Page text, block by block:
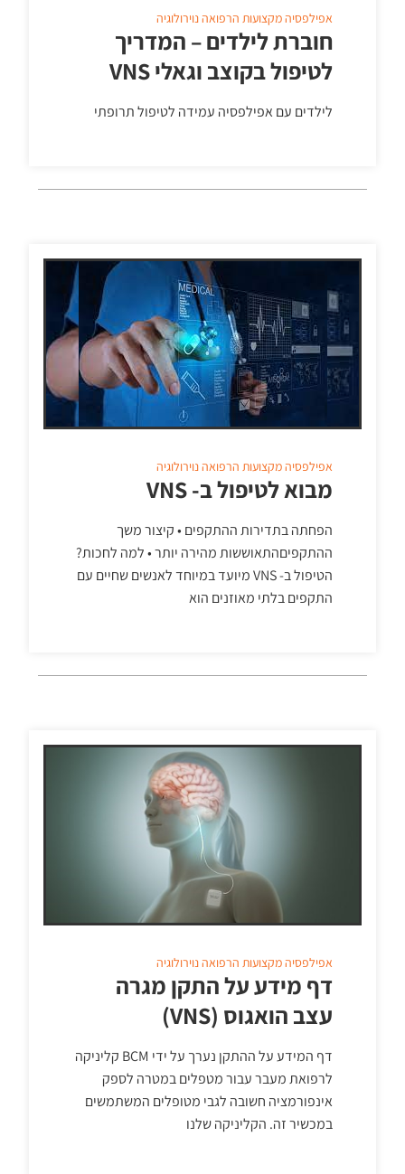
אפילפסיהמקצועות הרפואהנוירולוגיה
חוברת לילדים – המדריך
לטיפול בקוצב וגאלי VNS
לילדים עם אפילפסיה עמידה לטיפול תרופתי
אפילפסיהמקצועות הרפואהנוירולוגיה
מבוא לטיפול ב- VNS
הפחתה בתדירות ההתקפים • קיצור משך
ההתקפיםהתאוששות מהירה יותר • למה לחכות?
הטיפול ב- VNS מיועד במיוחד לאנשים שחיים עם
התקפים בלתי מאוזנים הוא
אפילפסיהמקצועות הרפואהנוירולוגיה
דף מידע על התקן מגרה
עצב הואגוס (VNS)
דף המידע על ההתקן נערך על ידי BCM קליניקה
לרפואת מעבר עבור מטפלים במטרה לספק
אינפורמציה חשובה לגבי מטופלים המשתמשים
במכשיר זה. הקליניקה שלנו